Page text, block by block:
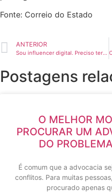
Fonte: Correio do Estado
ANTERIOR
Sou influencer digital. Preciso ter um contrato?
Postagens
O MELHOR
PROCURAR UM
DO
É comum que a advocacia
conflitos. Para muitas
procurado apenas